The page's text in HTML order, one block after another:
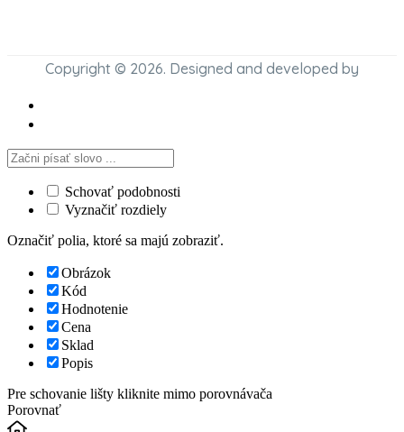
Copyright © 2026. Designed and developed by
Schovať podobnosti
Vyznačiť rozdiely
Označiť polia, ktoré sa majú zobraziť.
Obrázok
Kód
Hodnotenie
Cena
Sklad
Popis
Pre schovanie lišty kliknite mimo porovnávača
Porovnať